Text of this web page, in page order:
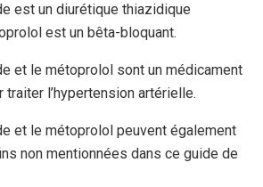
est un diurétique thiazidique
est un bêta-bloquant.
et le métoprolol sont un médicament
l’hypertension artérielle.
et le métoprolol peuvent également
non mentionnées dans ce guide de